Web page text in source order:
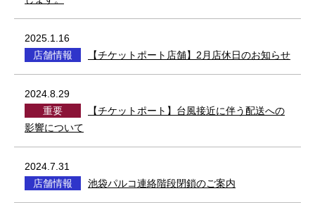
2025.1.16
店舗情報
【チケットポート店舗】2月店休日のお知らせ
2024.8.29
重要
【チケットポート】台風接近に伴う配送への
影響について
2024.7.31
店舗情報
池袋パルコ連絡階段閉鎖のご案内